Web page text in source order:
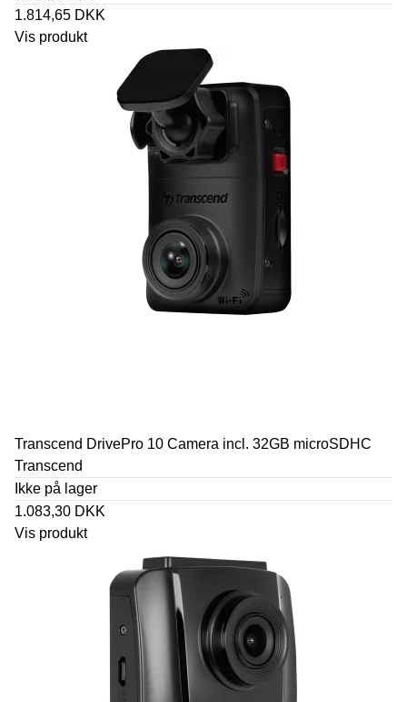
1.814,65 DKK
Vis produkt
Transcend DrivePro 10 Camera incl. 32GB microSDHC
Transcend
Ikke på lager
1.083,30 DKK
Vis produkt